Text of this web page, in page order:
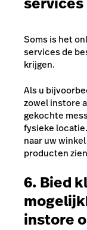
Soms is het
services de
krijgen.
Als u
zowel instore
gekochte
fysieke
naar uw
producten
6. Bied
instore